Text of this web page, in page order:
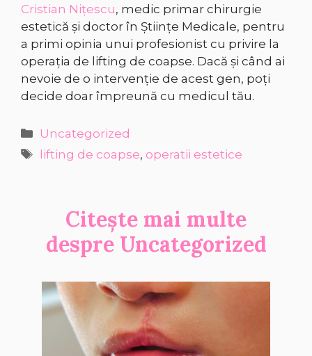
Cristian Nițescu, medic primar chirurgie
estetică și doctor în Științe Medicale, pentru
a primi opinia unui profesionist cu privire la
operația de lifting de coapse. Dacă și când ai
nevoie de o intervenție de acest gen, poți
decide doar împreună cu medicul tău.
Categorii
Uncategorized
Etichete
lifting de coapse, operatii estetice
Citește mai multe
despre Uncategorized